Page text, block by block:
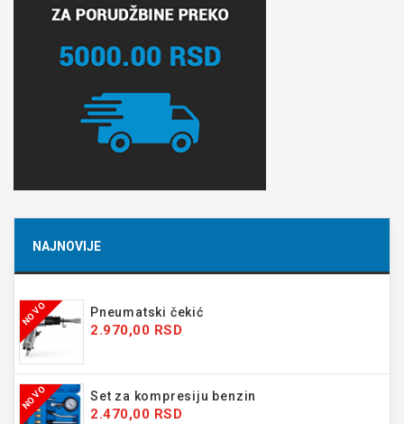
NAJNOVIJE
NOVO Pneumatski čekić
2.970,00 RSD
NOVO Set za kompresiju benzin
2.470,00 RSD